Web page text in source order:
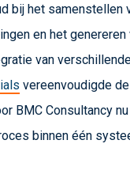
bij het samenstellen
en het
van
vereenvoudigde
BMC Consultancy
binnen één